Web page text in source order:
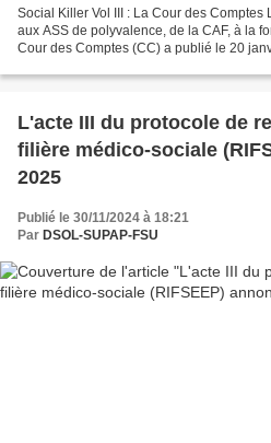
Social Killer Vol III : La Cour des Comptes
aux ASS de polyvalence, de la CAF, à la
Cour des Comptes (CC) a publié le 20
L'acte III du protocole de
filière médico-sociale
2025
Publié le 30/11/2024 à 18:21
Par DSOL-SUPAP-FSU